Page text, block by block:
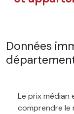
Données
Le prix
comprendre le